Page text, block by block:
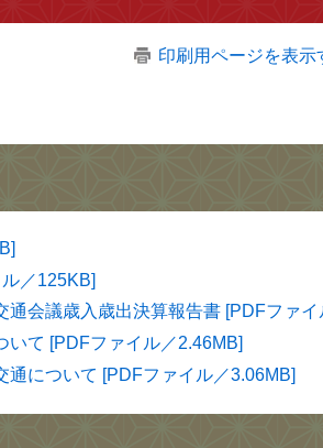
印刷用ページを表示
／125KB]
会議歳入歳出決算報告書 [PDFファイ
て [PDFファイル／2.46MB]
について [PDFファイル／3.06MB]